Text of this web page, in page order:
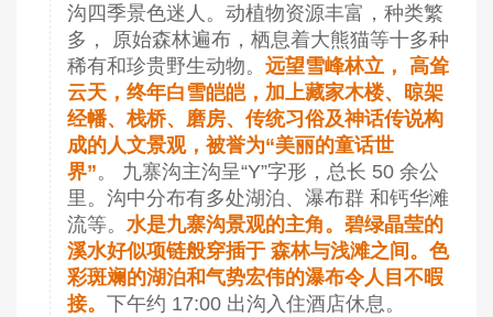
沟四季景色迷人。动植物资源丰富，种类繁
多， 原始森林遍布，栖息着大熊猫等十多种
稀有和珍贵野生动物。 远望雪峰林立， 高耸
云天，终年白雪皑皑，加上藏家木楼、晾架
经幡、栈桥、磨房、传统习俗及神话传说构
成的人文景观，被誉为“美丽的童话世
界”。 九寨沟主沟呈“Y”字形，总长 50 余公
里。沟中分布有多处湖泊、瀑布群 和钙华滩
流等。 水是九寨沟景观的主角。碧绿晶莹的
溪水好似项链般穿插于 森林与浅滩之间。色
彩斑斓的湖泊和气势宏伟的瀑布令人目不暇
接。 下午约 17:00 出沟入住酒店休息。